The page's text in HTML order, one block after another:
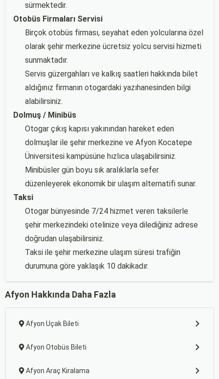
sürmektedir.
Otobüs Firmaları Servisi
Birçok otobüs firması, seyahat eden yolcularına özel
olarak şehir merkezine ücretsiz yolcu servisi hizmeti
sunmaktadır.
Servis güzergahları ve kalkış saatleri hakkında bilet
aldığınız firmanın otogardaki yazıhanesinden bilgi
alabilirsiniz.
Dolmuş / Minibüs
Otogar çıkış kapısı yakınından hareket eden
dolmuşlar ile şehir merkezine ve Afyon Kocatepe
Üniversitesi kampüsüne hızlıca ulaşabilirsiniz.
Minibüsler gün boyu sık aralıklarla sefer
düzenleyerek ekonomik bir ulaşım alternatifi sunar.
Taksi
Otogar bünyesinde 7/24 hizmet veren taksilerle
şehir merkezindeki otelinize veya dilediğiniz adrese
doğrudan ulaşabilirsiniz.
Taksi ile şehir merkezine ulaşım süresi trafiğin
durumuna göre yaklaşık 10 dakikadır.
Afyon Hakkında Daha Fazla
Afyon Uçak Bileti
Afyon Otobüs Bileti
Afyon Araç Kiralama